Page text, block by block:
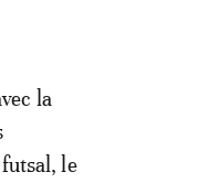
la
le